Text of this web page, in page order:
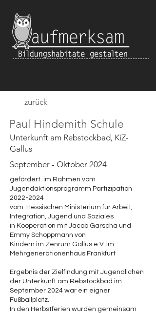
zurück
Paul Hindemith Schule
Unterkunft am Rebstockbad, KiZ-
Gallus
September - Oktober 2024
gefördert im Rahmen vom
Jugendaktionsprogramm Partizipation
2022-2024
vom Hessischen Ministerium für Arbeit,
Integration, Jugend und Soziales
in Kooperation mit Jacob Garscha und
Emmy Schoppmann von
Kindern im Zenrum Gallus e.V. im
Mehrgenerationenhaus Frankfurt
Ergebnis der Zielfindung mit Jugendlichen
der Unterkunft am Rebstockbad im
September 2024 war ein eigner
Fußballplatz.
In den Herbstferien wurden gemeinsam